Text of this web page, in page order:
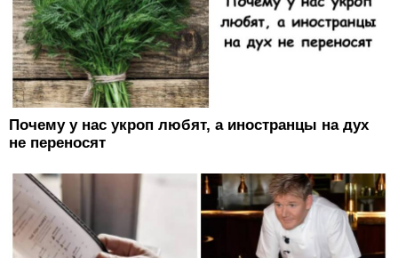
Почему у нас укроп любят, а иностранцы на дух
не переносят